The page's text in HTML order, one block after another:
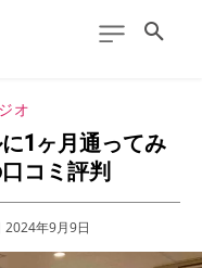
オ
1ヶ月通ってみ
コミ評判
2024年9月9日